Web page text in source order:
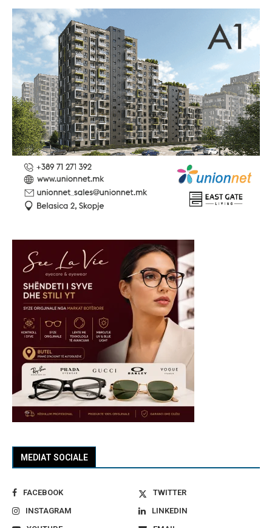
MEDIAT SOCIALE
FACEBOOK
TWITTER
INSTAGRAM
LINKEDIN